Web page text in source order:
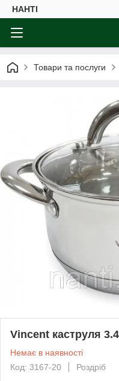
НАНTI
Товари та послуги
Vincent каструля
Немає в наявності
Код: 3167-20
Роздріб